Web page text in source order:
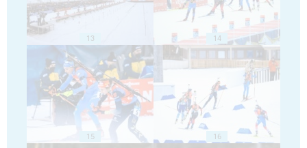
13 14
15 16